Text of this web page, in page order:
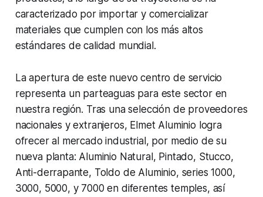
caracterizado por importar y comercializar
materiales que cumplen con los más altos
estándares de calidad mundial.
La apertura de este nuevo centro de servicio
representa un parteaguas para este sector en
nuestra región. Tras una selección de proveedores
nacionales y extranjeros, Elmet Aluminio logra
ofrecer al mercado industrial, por medio de su
nueva planta: Aluminio Natural, Pintado, Stucco,
Anti-derrapante, Toldo de Aluminio, series 1000,
3000, 5000, y 7000 en diferentes temples, así